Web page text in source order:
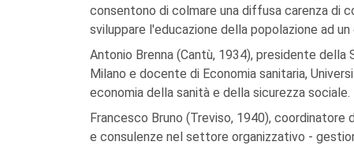
consentono di colmare una diffusa carenza di
sviluppare l'educazione della popolazione ad
Antonio Brenna (Cantù, 1934), presidente
Milano e docente di Economia sanitaria,
economia della sanità e della sicurezza sociale.
Francesco Bruno (Treviso, 1940),
e consulenze nel settore organizzativo -